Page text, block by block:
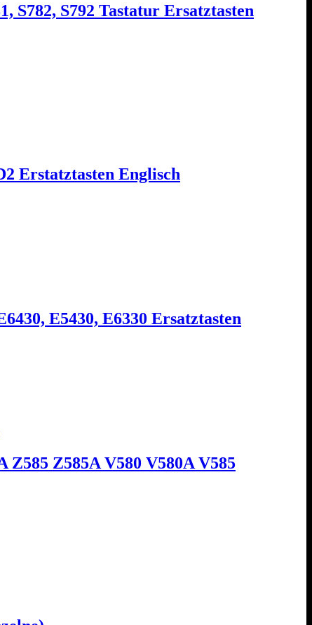
S782, S792 Tastatur Ersatztasten
Erstatztasten Englisch
E5430, E6330 Ersatztasten
Z585 Z585A V580 V580A V585